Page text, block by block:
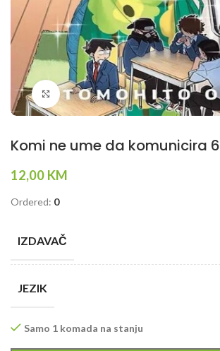
Klikni da povečaš
Komi ne ume da komunicira 6
12,00 KM
Ordered: 0
IZDAVAČ
JEZIK
Samo 1 komada na stanju